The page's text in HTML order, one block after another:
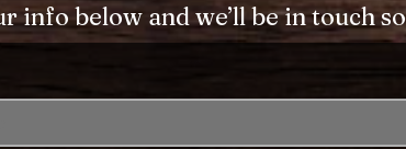
info below and we’ll be in touch